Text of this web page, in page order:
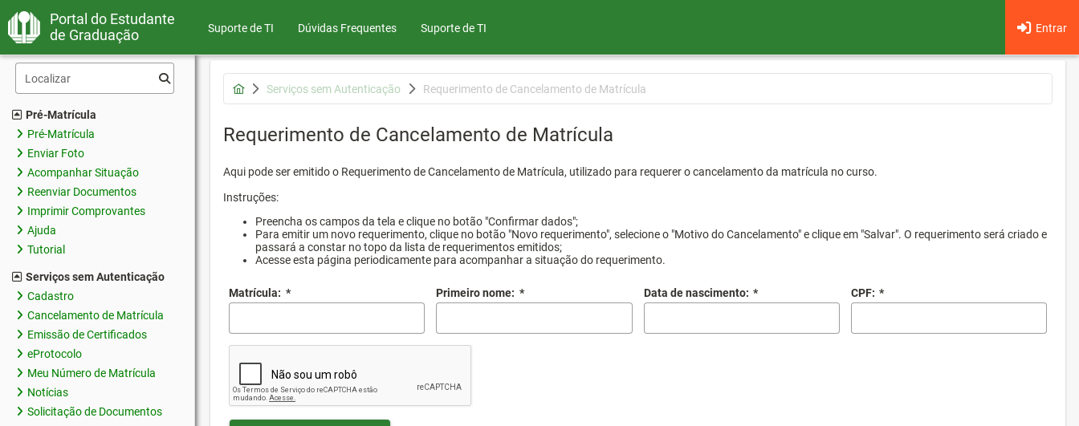
Portal do Estudante
de Graduação
Suporte de TI Dúvidas Frequentes Entrar
Suporte de TI
Pré-Matrícula
Pré-Matrícula
Enviar Foto
Acompanhar Situação
Reenviar Documentos
Imprimir Comprovantes
Ajuda
Tutorial
Serviços sem Autenticação
Cadastro
Cancelamento de Matrícula
Emissão de Certificados
eProtocolo
Meu Número de Matrícula
Notícias
Solicitação de Documentos
Serviços sem Autenticação Requerimento de Cancelamento de Matrícula
Requerimento de Cancelamento de Matrícula
Aqui pode ser emitido o Requerimento de Cancelamento de Matrícula, utilizado para requerer o cancelamento da matrícula no curso.
Instruções:
Preencha os campos da tela e clique no botão "Confirmar dados";
Para emitir um novo requerimento, clique no botão "Novo requerimento", selecione o "Motivo do Cancelamento" e clique em "Salvar". O requerimento será criado e
passará a constar no topo da lista de requerimentos emitidos;
Acesse esta página periodicamente para acompanhar a situação do requerimento.
Matrícula: * Primeiro nome: * Data de nascimento: * CPF: *